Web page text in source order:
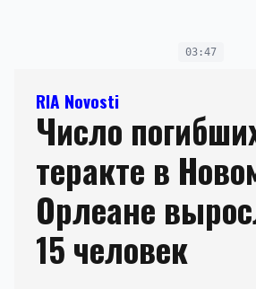
03:47
RIA Novosti
Число
теракте в
Орлеане
15 человек